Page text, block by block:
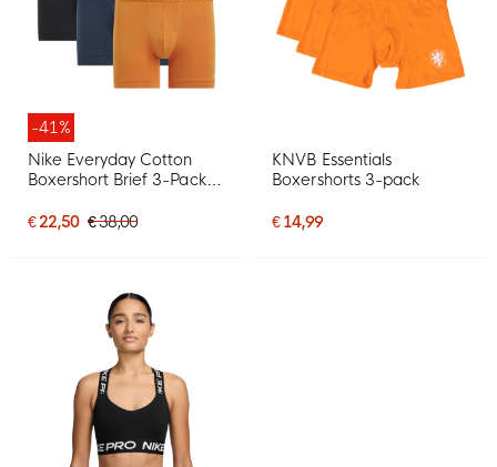
-41%
Nike Everyday Cotton
Boxershort Brief 3-Pack
Zwart
€ 22,50 € 38,00
KNVB Essentials
Boxershorts 3-pack
€ 14,99